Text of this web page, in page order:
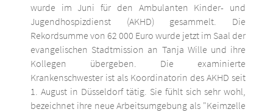
wurde im Juni für den Ambulanten Kinder- und
Jugendhospizdienst (AKHD) gesammelt. Die
Rekordsumme von 62 000 Euro wurde jetzt im Saal der
evangelischen Stadtmission an Tanja Wille und ihre
Kollegen übergeben. Die examinierte
Krankenschwester ist als Koordinatorin des AKHD seit
1. August in Düsseldorf tätig. Sie fühlt sich sehr wohl,
bezeichnet ihre neue Arbeitsumgebung als "Keimzelle